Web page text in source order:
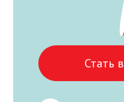
Стать